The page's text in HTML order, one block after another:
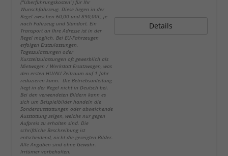
("Überführungskosten") für Ihr
Wunschfahrzeug. Diese liegen in der
Regel zwischen 60,00 und 890,00€, je
nach Fahrzeug und Standort. Ein
Transport an Ihre Adresse ist in der
Regel möglich. Bei EU-Fahrzeugen
erfolgen Erstzulassungen,
Tageszulassungen oder
Kurzzeitzulassungen oft gewerblich als
Mietwagen / Werkstatt Ersatzwagen, was
den ersten HU/AU Zeitraum auf 1 Jahr
reduzieren kann. Die Betriebsanleitung
liegt in der Regel nicht in Deutsch bei.
Bei den verwendeten Bildern kann es
sich um Beispielbilder handeln die
Sonderausstattungen oder abweichende
Ausstattung zeigen, welche nur gegen
Aufpreis zu erhalten sind. Die
schriftliche Beschreibung ist
entscheidend, nicht die gezeigten Bilder.
Alle Angaben sind ohne Gewähr.
Irrtümer vorbehalten.
Details